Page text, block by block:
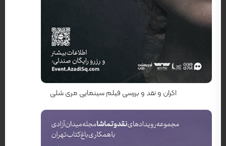
کارگردان: حیفا المنصور
اکران و نقد و بررسی فیلم سینمایی مری شلی